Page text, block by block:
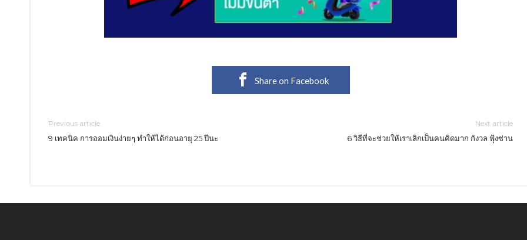
Share on Facebook
Previous article
9 เทคนิค การออมเงินง่ายๆ ทำให้ได้ก่อนอายุ 25 ปีนะ
Next article
6 วิธีที่จะช่วยให้เราเลิกเป็นคนคิดมาก กังวล ฟุ้งซ่าน